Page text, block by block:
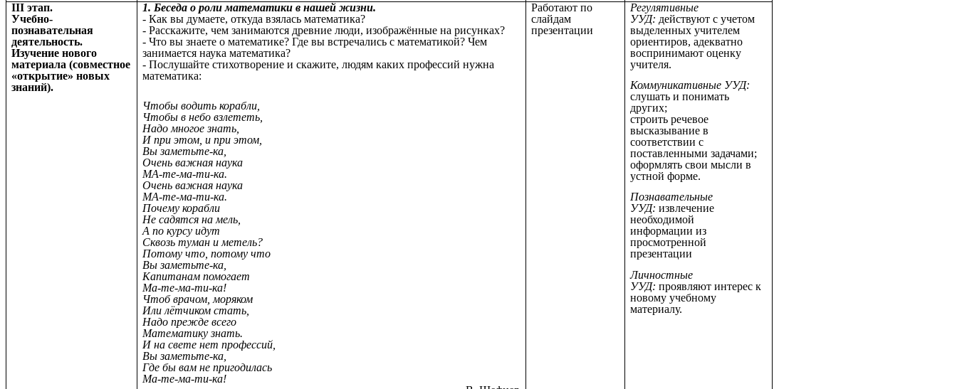
III этап.
Учебно-
познавательная
деятельность.
Изучение нового
материала (совместное
«открытие» новых
знаний).
1. Беседа о роли математики в нашей жизни.
- Как вы думаете, откуда взялась математика?
- Расскажите, чем занимаются древние люди, изображённые на рисунках?
- Что вы знаете о математике? Где вы встречались с математикой? Чем
занимается наука математика?
- Послушайте стихотворение и скажите, людям каких профессий нужна
математика:
Чтобы водить корабли,
Чтобы в небо взлететь,
Надо многое знать,
И при этом, и при этом,
Вы заметьте-ка,
Очень важная наука
МА-те-ма-ти-ка.
Очень важная наука
МА-те-ма-ти-ка.
Почему корабли
Не садятся на мель,
А по курсу идут
Сквозь туман и метель?
Потому что, потому что
Вы заметьте-ка,
Капитанам помогает
Ма-те-ма-ти-ка!
Чтоб врачом, моряком
Или лётчиком стать,
Надо прежде всего
Математику знать.
И на свете нет профессий,
Вы заметьте-ка,
Где бы вам не пригодилась
Ма-те-ма-ти-ка!
Работают по
слайдам
презентации
Регулятивные
УУД: действуют с учетом
выделенных учителем
ориентиров, адекватно
воспринимают оценку
учителя.
Коммуникативные УУД:
слушать и понимать
других;
строить речевое
высказывание в
соответствии с
поставленными задачами;
оформлять свои мысли в
устной форме.
Познавательные
УУД: извлечение
необходимой
информации из
просмотренной
презентации
Личностные
УУД: проявляют интерес к
новому учебному
материалу.